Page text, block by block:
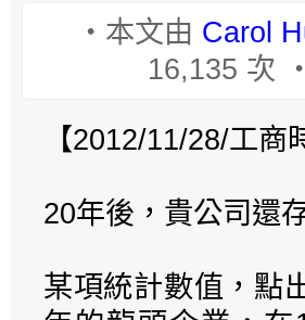
‧本文由 Carol
16,135 次
【2012/11/28/工
20年後，貴公司還
某項統計數值，點